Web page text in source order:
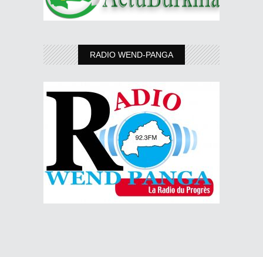
RADIO WEND-PANGA